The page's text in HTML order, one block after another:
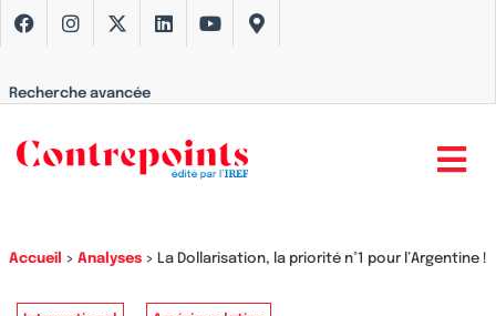
Recherche avancée
Accueil > Analyses > La Dollarisation, la priorité n°1 pour l’Argentine !